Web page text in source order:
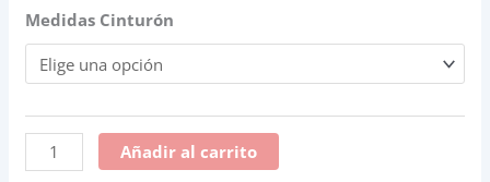
Medidas Cinturón
Añadir al carrito